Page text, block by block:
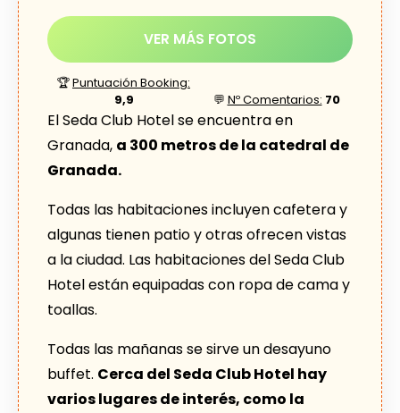
VER MÁS FOTOS
🏆Puntuación Booking:
9,9
💬 Nº Comentarios: 70
El Seda Club Hotel se encuentra en
Granada, a 300 metros de la catedral de
Granada.
Todas las habitaciones incluyen cafetera y
algunas tienen patio y otras ofrecen vistas
a la ciudad. Las habitaciones del Seda Club
Hotel están equipadas con ropa de cama y
toallas.
Todas las mañanas se sirve un desayuno
buffet. Cerca del Seda Club Hotel hay
varios lugares de interés, como la